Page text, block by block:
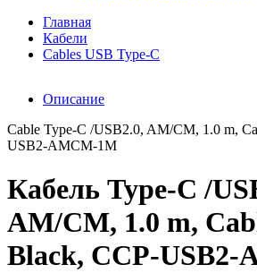
Главная
Кабели
Cables USB Type-C
Описание
Cable Type-C /USB2.0, AM/CM, 1.0 m,
USB2-AMCM-1M
Кабель Type-C /
AM/CM, 1.0 m,
Black, CCP-USB2-